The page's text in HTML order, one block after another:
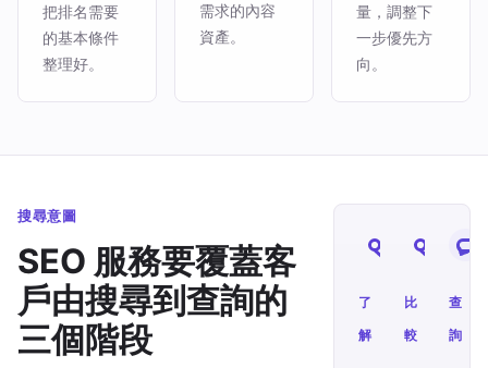
把排名需要
的基本條件
整理好。
需求的內容
資產。
量，調整下
一步優先方
向。
搜尋意圖
SEO 服務要覆蓋客
戶由搜尋到查詢的
三個階段
了
解
比
較
查
詢